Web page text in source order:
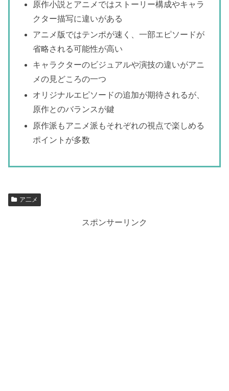
原作小説とアニメではストーリー構成やキャラ
クター描写に違いがある
アニメ版ではテンポが速く、一部エピソードが
省略される可能性が高い
キャラクターのビジュアルや演技の違いがアニ
メの見どころの一つ
オリジナルエピソードの追加が期待されるが、
原作とのバランスが鍵
原作派もアニメ派もそれぞれの視点で楽しめる
ポイントが多数
ア二メ
スポンサーリンク